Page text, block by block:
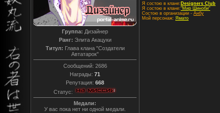
Группа: Дизайнер
Ранг: Элита Акацуки
Титул: Глава клана "Создатели
Автатарок"
Сообщений: 2686
Награды: 71
Репутация: 668
Статус:
Медали:
У вас пока нет ни одной медали.
Я состою в клане: Designers Club
Я состою в клане:"Мир Шиноби"
Состою в организации - Анбу
Мой персонаж: Ямато